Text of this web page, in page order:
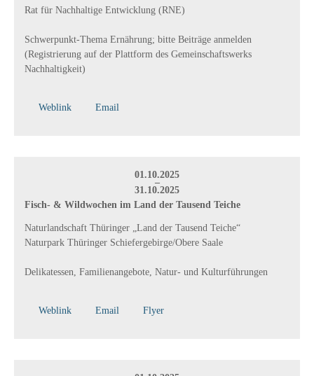
Rat für Nachhaltige Entwicklung (RNE)
Schwerpunkt-Thema Ernährung; bitte Beiträge anmelden
(Registrierung auf der Plattform des Gemeinschaftswerks
Nachhaltigkeit)
Weblink Email
01.10.2025
–
31.10.2025
Fisch- & Wildwochen im Land der Tausend Teiche
Naturlandschaft Thüringer „Land der Tausend Teiche“
Naturpark Thüringer Schiefergebirge/Obere Saale
Delikatessen, Familienangebote, Natur- und Kulturführungen
Weblink Email Flyer